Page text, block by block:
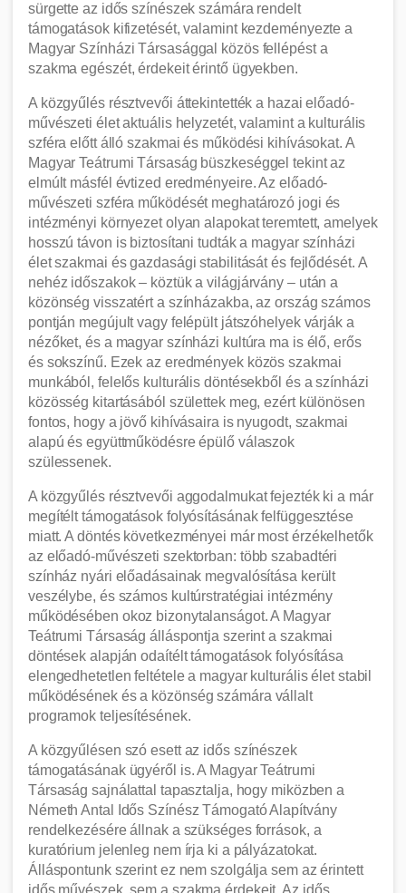
sürgette az idős színészek számára rendelt
támogatások kifizetését, valamint kezdeményezte a
Magyar Színházi Társasággal közös fellépést a
szakma egészét, érdekeit érintő ügyekben.
A közgyűlés résztvevői áttekintették a hazai előadó-
művészeti élet aktuális helyzetét, valamint a kulturális
szféra előtt álló szakmai és működési kihívásokat. A
Magyar Teátrumi Társaság büszkeséggel tekint az
elmúlt másfél évtized eredményeire. Az előadó-
művészeti szféra működését meghatározó jogi és
intézményi környezet olyan alapokat teremtett, amelyek
hosszú távon is biztosítani tudták a magyar színházi
élet szakmai és gazdasági stabilitását és fejlődését. A
nehéz időszakok – köztük a világjárvány – után a
közönség visszatért a színházakba, az ország számos
pontján megújult vagy felépült játszóhelyek várják a
nézőket, és a magyar színházi kultúra ma is élő, erős
és sokszínű. Ezek az eredmények közös szakmai
munkából, felelős kulturális döntésekből és a színházi
közösség kitartásából születtek meg, ezért különösen
fontos, hogy a jövő kihívásaira is nyugodt, szakmai
alapú és együttműködésre épülő válaszok
szülessenek.
A közgyűlés résztvevői aggodalmukat fejezték ki a már
megítélt támogatások folyósításának felfüggesztése
miatt. A döntés következményei már most érzékelhetők
az előadó-művészeti szektorban: több szabadtéri
színház nyári előadásainak megvalósítása került
veszélybe, és számos kultúrstratégiai intézmény
működésében okoz bizonytalanságot. A Magyar
Teátrumi Társaság álláspontja szerint a szakmai
döntések alapján odaítélt támogatások folyósítása
elengedhetetlen feltétele a magyar kulturális élet stabil
működésének és a közönség számára vállalt
programok teljesítésének.
A közgyűlésen szó esett az idős színészek
támogatásának ügyéről is. A Magyar Teátrumi
Társaság sajnálattal tapasztalja, hogy miközben a
Németh Antal Idős Színész Támogató Alapítvány
rendelkezésére állnak a szükséges források, a
kuratórium jelenleg nem írja ki a pályázatokat.
Álláspontunk szerint ez nem szolgálja sem az érintett
idős művészek, sem a szakma érdekeit. Az idős